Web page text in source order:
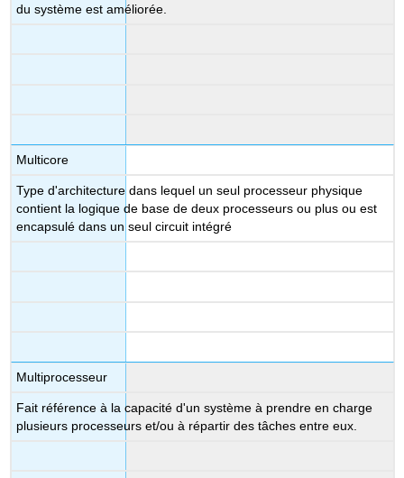
du système est améliorée.
Multicore
Type d'architecture dans lequel un seul processeur physique
contient la logique de base de deux processeurs ou plus ou est
encapsulé dans un seul circuit intégré
Multiprocesseur
Fait référence à la capacité d'un système à prendre en charge
plusieurs processeurs et/ou à répartir des tâches entre eux.